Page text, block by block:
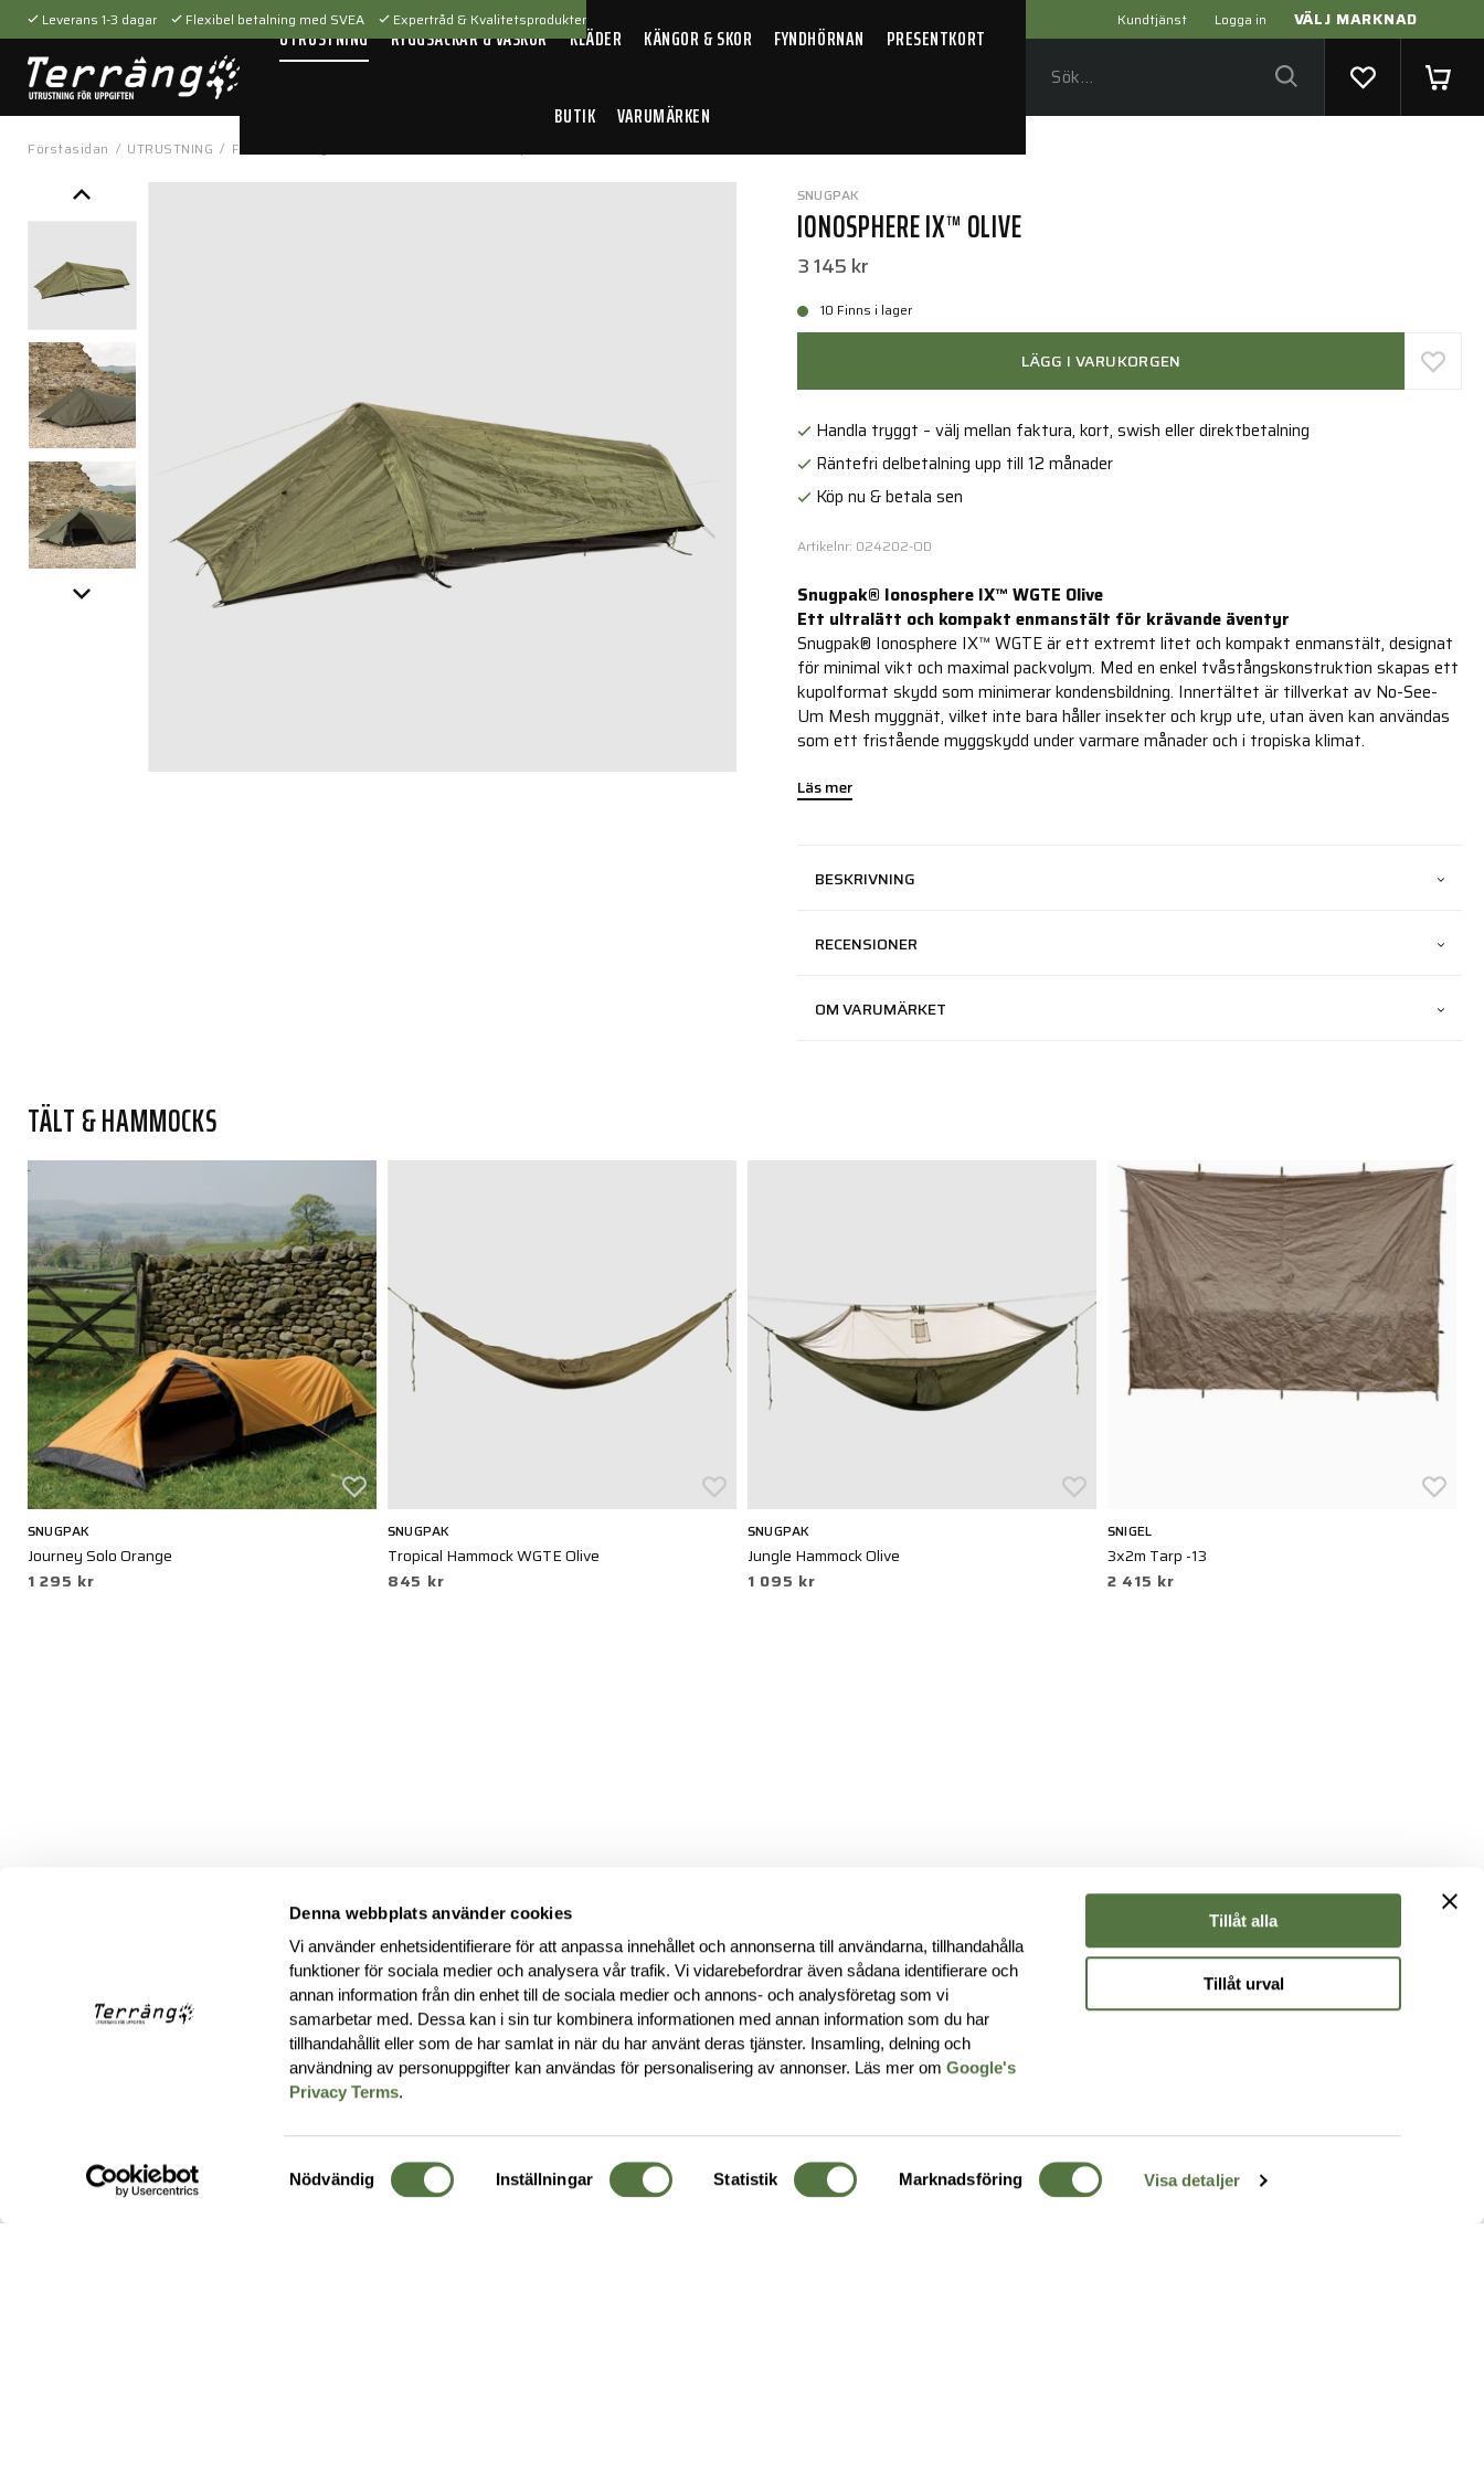
Denna webbplats använder cookies
Vi använder enhetsidentifierare för att anpassa innehållet och annonserna till användarna, tillhandahålla
funktioner för sociala medier och analysera vår trafik. Vi vidarebefordrar även sådana identifierare och
annan information från din enhet till de sociala medier och annons- och analysföretag som vi
samarbetar med. Dessa kan i sin tur kombinera informationen med annan information som du har
tillhandahållit eller som de har samlat in när du har använt deras tjänster. Insamling, delning och
användning av personuppgifter kan användas för personalisering av annonser. Läs mer omGoogle's
Privacy Terms.
Samtyckesval
Nödvändig Inställningar Statistik Marknadsföring Visa detaljer
Tillåt alla
Tillåt urval
Kundtjänst Logga in VÄLJ MARKNAD
Leverans 1-3 dagar Flexibel betalning med SVEA Expertråd & Kvalitetsprodukter
UTRUSTNING RYGGSÄCKAR & VÄSKOR KLÄDER KÄNGOR & SKOR FYNDHÖRNAN PRESENTKORT
BUTIK VARUMÄRKEN
Förstasidan / UTRUSTNING / Fältutrustning
SNUGPAK
IONOSPHERE IX™ OLIVE
3 145 kr
10 Finns i lager
LÄGG I VARUKORGEN
Handla tryggt – välj mellan faktura, kort, swish eller direktbetalning
Räntefri delbetalning upp till 12 månader
Köp nu & betala sen
Artikelnr: 024202-OD
Snugpak® Ionosphere IX™ WGTE Olive
Ett ultralätt och kompakt enmanstält för krävande äventyr
Snugpak® Ionosphere IX™ WGTE är ett extremt litet och kompakt enmanstält, designat
för minimal vikt och maximal packvolym. Med en enkel tvåstångskonstruktion skapas ett
kupolformat skydd som minimerar kondensbildning. Innertältet är tillverkat av No-See-
Um Mesh myggnät, vilket inte bara håller insekter och kryp ute, utan även kan användas
som ett fristående myggskydd under varmare månader och i tropiska klimat.
Läs mer
BESKRIVNING
RECENSIONER
OM VARUMÄRKET
TÄLT & HAMMOCKS
SNUGPAK
Journey Solo Orange
1 295 kr
SNUGPAK
Tropical Hammock WGTE Olive
845 kr
SNUGPAK
Jungle Hammock Olive
1 095 kr
SNIGEL
3x2m Tarp -13
2 415 kr